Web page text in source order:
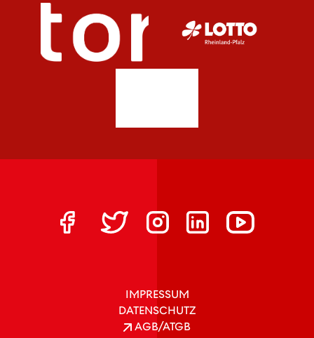
IMPRESSUM
DATENSCHUTZ
AGB/ATGB